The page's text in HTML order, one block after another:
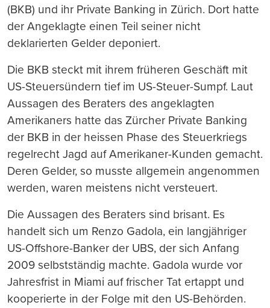
(BKB) und ihr Private Banking in Zürich. Dort hatte
der Angeklagte einen Teil seiner nicht
deklarierten Gelder deponiert.
Die BKB steckt mit ihrem früheren Geschäft mit
US-Steuersündern tief im US-Steuer-Sumpf. Laut
Aussagen des Beraters des angeklagten
Amerikaners hatte das Zürcher Private Banking
der BKB in der heissen Phase des Steuerkriegs
regelrecht Jagd auf Amerikaner-Kunden gemacht.
Deren Gelder, so musste allgemein angenommen
werden, waren meistens nicht versteuert.
Die Aussagen des Beraters sind brisant. Es
handelt sich um Renzo Gadola, ein langjähriger
US-Offshore-Banker der UBS, der sich Anfang
2009 selbstständig machte. Gadola wurde vor
Jahresfrist in Miami auf frischer Tat ertappt und
kooperierte in der Folge mit den US-Behörden.